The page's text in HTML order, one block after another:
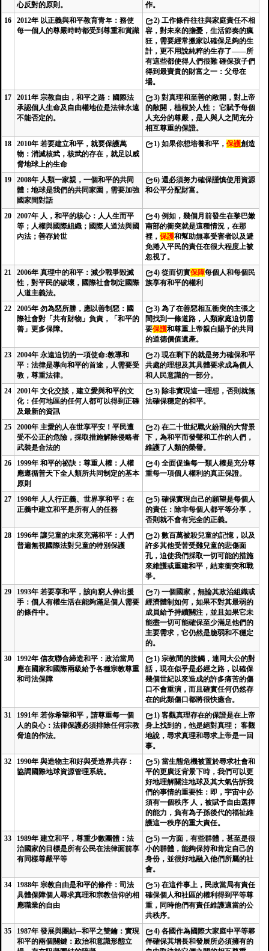
心反對的原則。
作。
16
2012年 以正義與和平教育青年：務使
每一個人的尊嚴時時都受到尊重和賞識
2) 工作條件往往與家庭責任不相
容，對未來的擔憂，生活節奏的瘋
狂，需要經常搬家以確保足夠的生
計，更不用說純粹的生存了——所
有這些都使得人們很難 確保孩子們
得到最寶貴的財富之一：父母在
場。
17
2011年 宗教自由，和平之路：國際法
承認個人生命及自由權地位是法律永遠
不能否定的。
3) 對真理和至善的敞開，對上帝
的敞開，植根於人性； 它賦予每個
人充分的尊嚴，是人與人之間充分
相互尊重的保證。
18
2010年 若要建立和平，就要保護萬
物：消滅核武，核武的存在，就足以威
脅地球上的生命
1) 如果你想培養和平， 保護創造
19
2008年 人類一家親，一個和平的共同
體：地球是我們的共同家園，需要加強
國家間對話
6) 還必須努力確保謹慎使用資源
和公平分配財富。
20
2007年 人，和平的核心：人人生而平
等；人權與國際組織；國際人道法與國
內法；善存於世
4) 例如，幾個月前發生在黎巴嫩
南部的衝突就是這種情況，在那
裡， 保護和幫助無辜受害者以及避
免捲入平民的責任在很大程度上被
忽視了。
21
2006年 真理中的和平：減少戰爭毀滅
性，對平民的破壞，國際社會制定國際
人道主義法。
4) 從而切實保障每個人和每個民
族享有和平的權利
22
2005年 勿為惡所勝，應以善制惡：國
際社會對「共有財物」負責，「和平的
善」更多保障。
3) 為了在善惡相互衝突的主張之
間找到一條道路，人類家庭迫切需
要保護和尊重上帝親自賜予的共同
的道德價值遺產。
23
2004年 永遠迫切的一項使命:教導和
平：法律是導向和平的首途，人需要受
教，尊重法律。
2) 現在剩下的就是努力確保和平
共處的理想及其具體要求成為個人
和人民意識的一部分。
24
2001年 文化交談，建立愛與和平的文
化：任何地區的任何人都可以得到正確
及最新的資訊
3) 除非實現這一理想，否則就無
法確保穩定的和平。
25
2000年 主愛的人在世享平安！平民遭
受不公正的危險，採取措施解除侵略者
武裝是合法的
2) 在二十世紀戰火紛飛的大背景
下，為和平而發聲和工作的人們，
維護了人類的榮譽。
26
1999年 和平的祕訣：尊重人權：人權
應遵循普天下全人類所共同制定的基本
原則
4) 全面促進每一類人權是充分尊
重每一項個人權利的真正保證。
27
1998年 人人行正義、世界享和平：在
正義中建立和平是所有人的任務
5) 確保實現自己的願望是每個人
的責任：除非每個人都平等分享，
否則就不會有完全的正義。
28
1996年 讓兒童的未來充滿和平：人們
普遍無視國際法對兒童的特別保護
2) 數百萬被殺兒童的記憶，以及
許多其他受苦受難兒童的悲傷面
孔，迫使我們採取一切可能的措施
來維護或重建和平，結束衝突和戰
爭。
29
1993年 若要享和平，該向窮人伸出援
手：個人有權生活在能夠滿足個人需要
的條件中。
7) 一個國家，無論其政治組織或
經濟體制如何，如果不對其最弱的
成員給予持續關注，並且如果它未
能盡一切可能確保至少滿足他們的
主要需求，它仍然是脆弱和不穩定
的。
30
1992年 信友聯合締造和平：政治當局
應在國家和國際兩級給予各種宗教尊重
和司法保障
1) 宗教間的接觸，連同大公的對
話，現在似乎是必經之路，以確保
幾個世紀以來造成的許多痛苦的傷
口不會重演，而且確實任何仍然存
在的此類傷口都將很快癒合。
31
1991年 若你希望和平，請尊重每一個
人的良心：法律保護必須排除任何宗教
脅迫的作法。
1) 客觀真理存在的保證是在上帝
身上找到的，他是絕對真理； 客觀
地說，尋求真理和尋求上帝是一回
事。
32
1990年 與造物主和好與受造界共存：
協調國際地球資源管理系統。
5) 當生態危機被置於尋求社會和
平的更廣泛背景下時，我們可以更
好地理解關注地球及其大氣告訴我
們的事情的重要性：即，宇宙中必
須有一個秩序 人，被賦予自由選擇
的能力，負有為子孫後代的福祉維
護這一秩序的重大責任。
33
1989年 建立和平，尊重少數團體：法
治國家的目標是所有公民在法律面前享
有同樣尊嚴平等
5) 一方面，有些群體，甚至是很
小的群體，能夠保持和肯定自己的
身份，並很好地融入他們所屬的社
會。
34
1988年 宗教自由是和平的條件：司法
具體保障個人尋求真理和宗教信仰的相
應職業的自由
5) 在這件事上，民政當局有責任
確保個人和社區的權利得到平等尊
重，同時他們有責任維護適當的公
共秩序。
35
1987年 發展與團結─和平之雙鑰：實現
和平的兩個關鍵：政治和意識形態立
4) 各國作為國際大家庭中平等夥
伴確保其增長和發展所必須擁有的